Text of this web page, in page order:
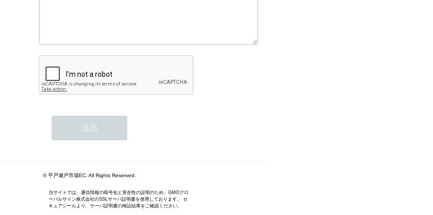
© 平戸瀬戸市場EC. All Rights Reserved.
当サイトでは、通信情報の暗号化と実在性の証明のため、GMOグロ
ーバルサイン株式会社のSSLサーバ証明書を使用しております。 セ
キュアシールより、サーバ証明書の検証結果をご確認ください。